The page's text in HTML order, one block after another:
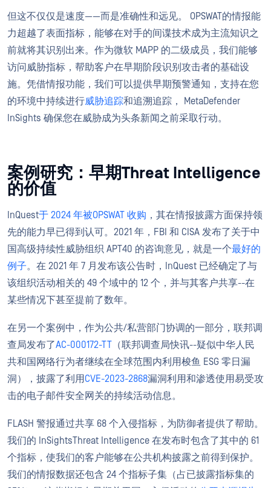
但这不仅仅是速度——而是准确性和远见。 OPSWAT的情报能
力超越了表面指标，能够在对手的间谍技术成为主流知识之
前就将其识别出来。作为微软 MAPP 的二级成员，我们能够
访问威胁指标，帮助客户在早期阶段识别攻击者的基础设
施。凭借情报功能，我们可以提供早期预警通知，支持在您
的环境中持续进行威胁追踪和追溯追踪， MetaDefender
InSights 确保您在威胁成为头条新闻之前采取行动。
案例研究：早期Threat Intelligence
的价值
InQuest于 2024 年被OPSWAT 收购 ，其在情报披露方面保持领
先的能力早已得到认可。2021 年，FBI 和 CISA 发布了关于中
国高级持续性威胁组织 APT40 的咨询意见，就是一个最好的
例子。在 2021 年 7 月发布该公告时，InQuest 已经确定了与
该组织活动相关的 49 个域中的 12 个，并与其客户共享--在
某些情况下甚至提前了数年。
在另一个案例中，作为公共/私营部门协调的一部分，联邦调
查局发布了AC-000172-TT （联邦调查局快讯--疑似中华人民
共和国网络行为者继续在全球范围内利用梭鱼 ESG 零日漏
洞），披露了利用 CVE-2023-2868漏洞利用和渗透使用易受攻
击的电子邮件安全网关的持续活动信息。
FLASH 警报通过共享 68 个入侵指标，为防御者提供了帮助。
我们的 InSightsThreat Intelligence 在发布时包含了其中的 61
个指标，使我们的客户能够在公共机构披露之前得到保护。
我们的情报数据还包含 24 个指标子集（占已披露指标集的